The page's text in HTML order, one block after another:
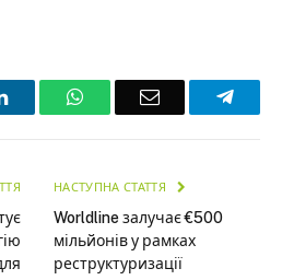
LinkedInWhatsAppEmail
НАСТУПНА СТАТТЯ
Worldline залучає €500
мільйонів у рамках
реструктуризації